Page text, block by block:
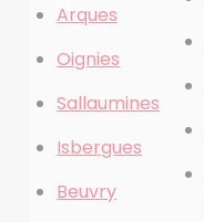
Arques
Oignies
Sallaumines
Isbergues
Beuvry